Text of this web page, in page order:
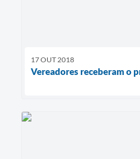
17 OUT 2018
Vereadores receberam o